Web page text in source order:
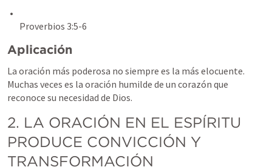
Proverbios 3:5-6
Aplicación
La oración más poderosa no siempre es la más elocuente.
Muchas veces es la oración humilde de un corazón que
reconoce su necesidad de Dios.
2. LA ORACIÓN EN EL ESPÍRITU
PRODUCE CONVICCIÓN Y
TRANSFORMACIÓN